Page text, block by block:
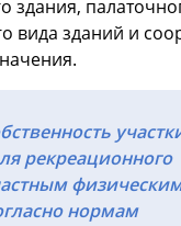
здания,
вида зданий и
рекреационного
нормам